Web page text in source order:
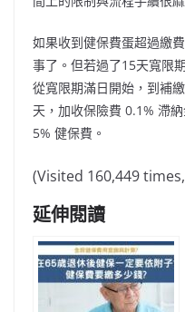
如果收到健保費蛋超過繳
事了。但若過了15天寬限
從寬限期滿日開始，到補
天，加收保險費 0.1% 滯
5% 健保費。
(Visited 160,449
延伸閱讀